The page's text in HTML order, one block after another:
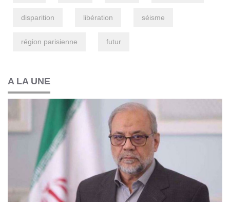
disparition libération séisme
région parisienne futur
A LA UNE